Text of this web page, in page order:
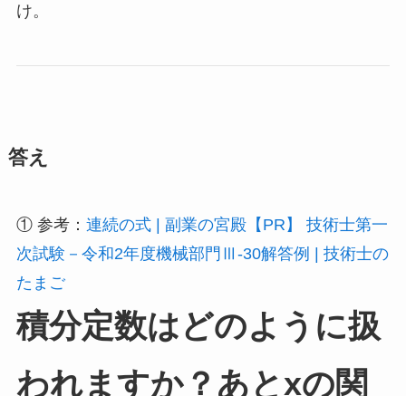
け。
答え
① 参考： 連続の式 | 副業の宮殿【PR】
技術士第一
次試験－令和2年度機械部門Ⅲ-30解答例 | 技術士の
たまご
積分定数はどのように扱
われますか？あとxの関